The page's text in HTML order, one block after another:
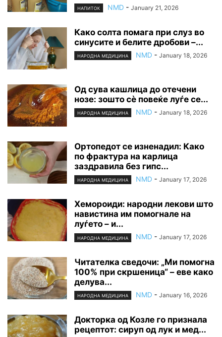
НАПИТОК NMD - January 21, 2026
Како солта помага при слуз во
синусите и белите дробови –...
НАРОДНА МЕДИЦИНА NMD - January 18, 2026
Од сува кашлица до отечени
нозе: зошто сè повеќе луѓе се...
НАРОДНА МЕДИЦИНА NMD - January 18, 2026
Ортопедот се изненадил: Како
по фрактура на карлица
заздравила без гипс...
НАРОДНА МЕДИЦИНА NMD - January 17, 2026
Хемороиди: народни лекови што
навистина им помогнале на
луѓето – и...
НАРОДНА МЕДИЦИНА NMD - January 17, 2026
Читателка сведочи: „Ми помогна
100% при скршеница“ – еве како
делува...
НАРОДНА МЕДИЦИНА NMD - January 16, 2026
Докторка од Козле го признала
рецептот: сируп од лук и мед...